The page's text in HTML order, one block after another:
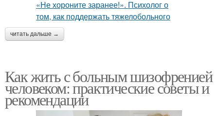
читать дальше →
Как жить с больным шизофренией
человеком: практические советы и
рекомендации